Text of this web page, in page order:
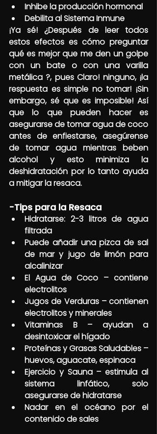
Inhibe la producción hormonal
Debilita al Sistema Inmune
¡Ya sé! ¿Después de leer todos
estos efectos es cómo preguntar
qué es mejor que me den un golpe
con un bate o con una varilla
metálica ?, pues Claro! ninguno, ¡la
respuesta es simple no tomar! ¡Sin
embargo, sé que es imposible! Así
que lo que pueden hacer es
asegurarse de tomar agua de coco
antes de enfiestarse, asegúrense
de tomar agua mientras beben
alcohol y esto minimiza la
deshidratación por lo tanto ayuda
a mitigar la resaca.
-Tips para la Resaca
Hidratarse: 2-3 litros de agua
filtrada
Puede añadir una pizca de sal
de mar y jugo de limón para
alcalinizar
El Agua de Coco – contiene
electrolitos
Jugos de Verduras – contienen
electrolitos y minerales
Vitaminas B – ayudan a
desintoxicar el hígado
Proteínas y Grasas Saludables –
huevos, aguacate, espinaca
Ejercicio y Sauna – estimula al
sistema linfático, solo
asegurarse de hidratarse
Nadar en el océano por el
contenido de sales